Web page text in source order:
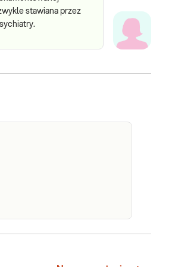
stawiana przez
Nieinwazyjny,